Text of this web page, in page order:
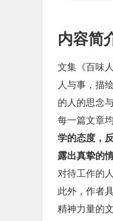
内容简
文集《百味
人与事，描
的人的思念
每一篇文章
学的态度，
露出真挚的
对待工作的
此外，作者
精神力量的